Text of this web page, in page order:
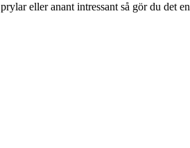
eller anant intressant så gör du det